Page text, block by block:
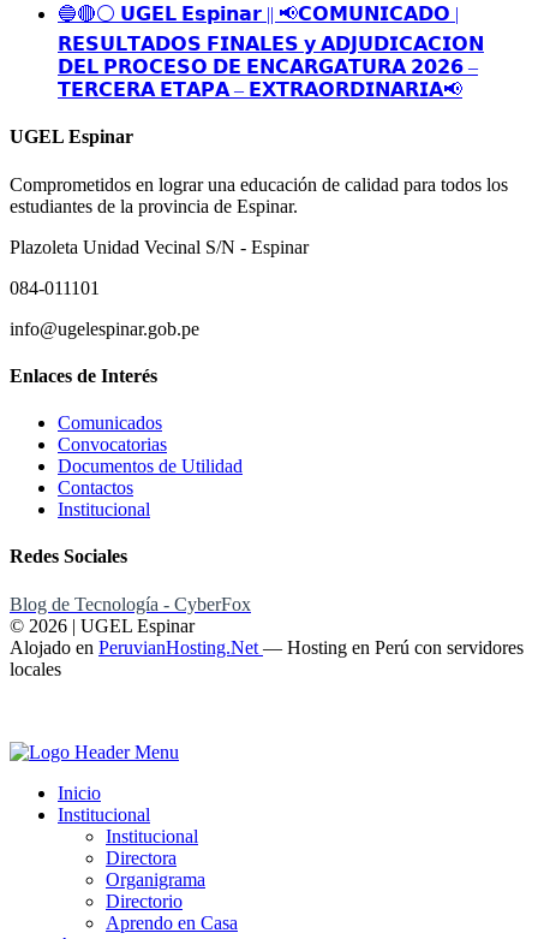
🔵🔴⚪️ 𝗨𝗚𝗘𝗟 𝗘𝘀𝗽𝗶𝗻𝗮𝗿 || 📢𝗖𝗢𝗠𝗨𝗡𝗜𝗖𝗔𝗗𝗢 |
𝗥𝗘𝗦𝗨𝗟𝗧𝗔𝗗𝗢𝗦 𝗙𝗜𝗡𝗔𝗟𝗘𝗦 𝘆 𝗔𝗗𝗝𝗨𝗗𝗜𝗖𝗔𝗖𝗜𝗢𝗡
𝗗𝗘𝗟 𝗣𝗥𝗢𝗖𝗘𝗦𝗢 𝗗𝗘 𝗘𝗡𝗖𝗔𝗥𝗚𝗔𝗧𝗨𝗥𝗔 𝟮𝟬𝟮𝟲 –
𝗧𝗘𝗥𝗖𝗘𝗥𝗔 𝗘𝗧𝗔𝗣𝗔 – 𝗘𝗫𝗧𝗥𝗔𝗢𝗥𝗗𝗜𝗡𝗔𝗥𝗜𝗔📢
UGEL Espinar
Comprometidos en lograr una educación de calidad para todos los
estudiantes de la provincia de Espinar.
Plazoleta Unidad Vecinal S/N - Espinar
084-011101
info@ugelespinar.gob.pe
Enlaces de Interés
Comunicados
Convocatorias
Documentos de Utilidad
Contactos
Institucional
Redes Sociales
Blog de Tecnología - CyberFox
© 2026 | UGEL Espinar
Alojado en PeruvianHosting.Net — Hosting en Perú con servidores
locales
Inicio
Institucional
Institucional
Directora
Organigrama
Directorio
Aprendo en Casa